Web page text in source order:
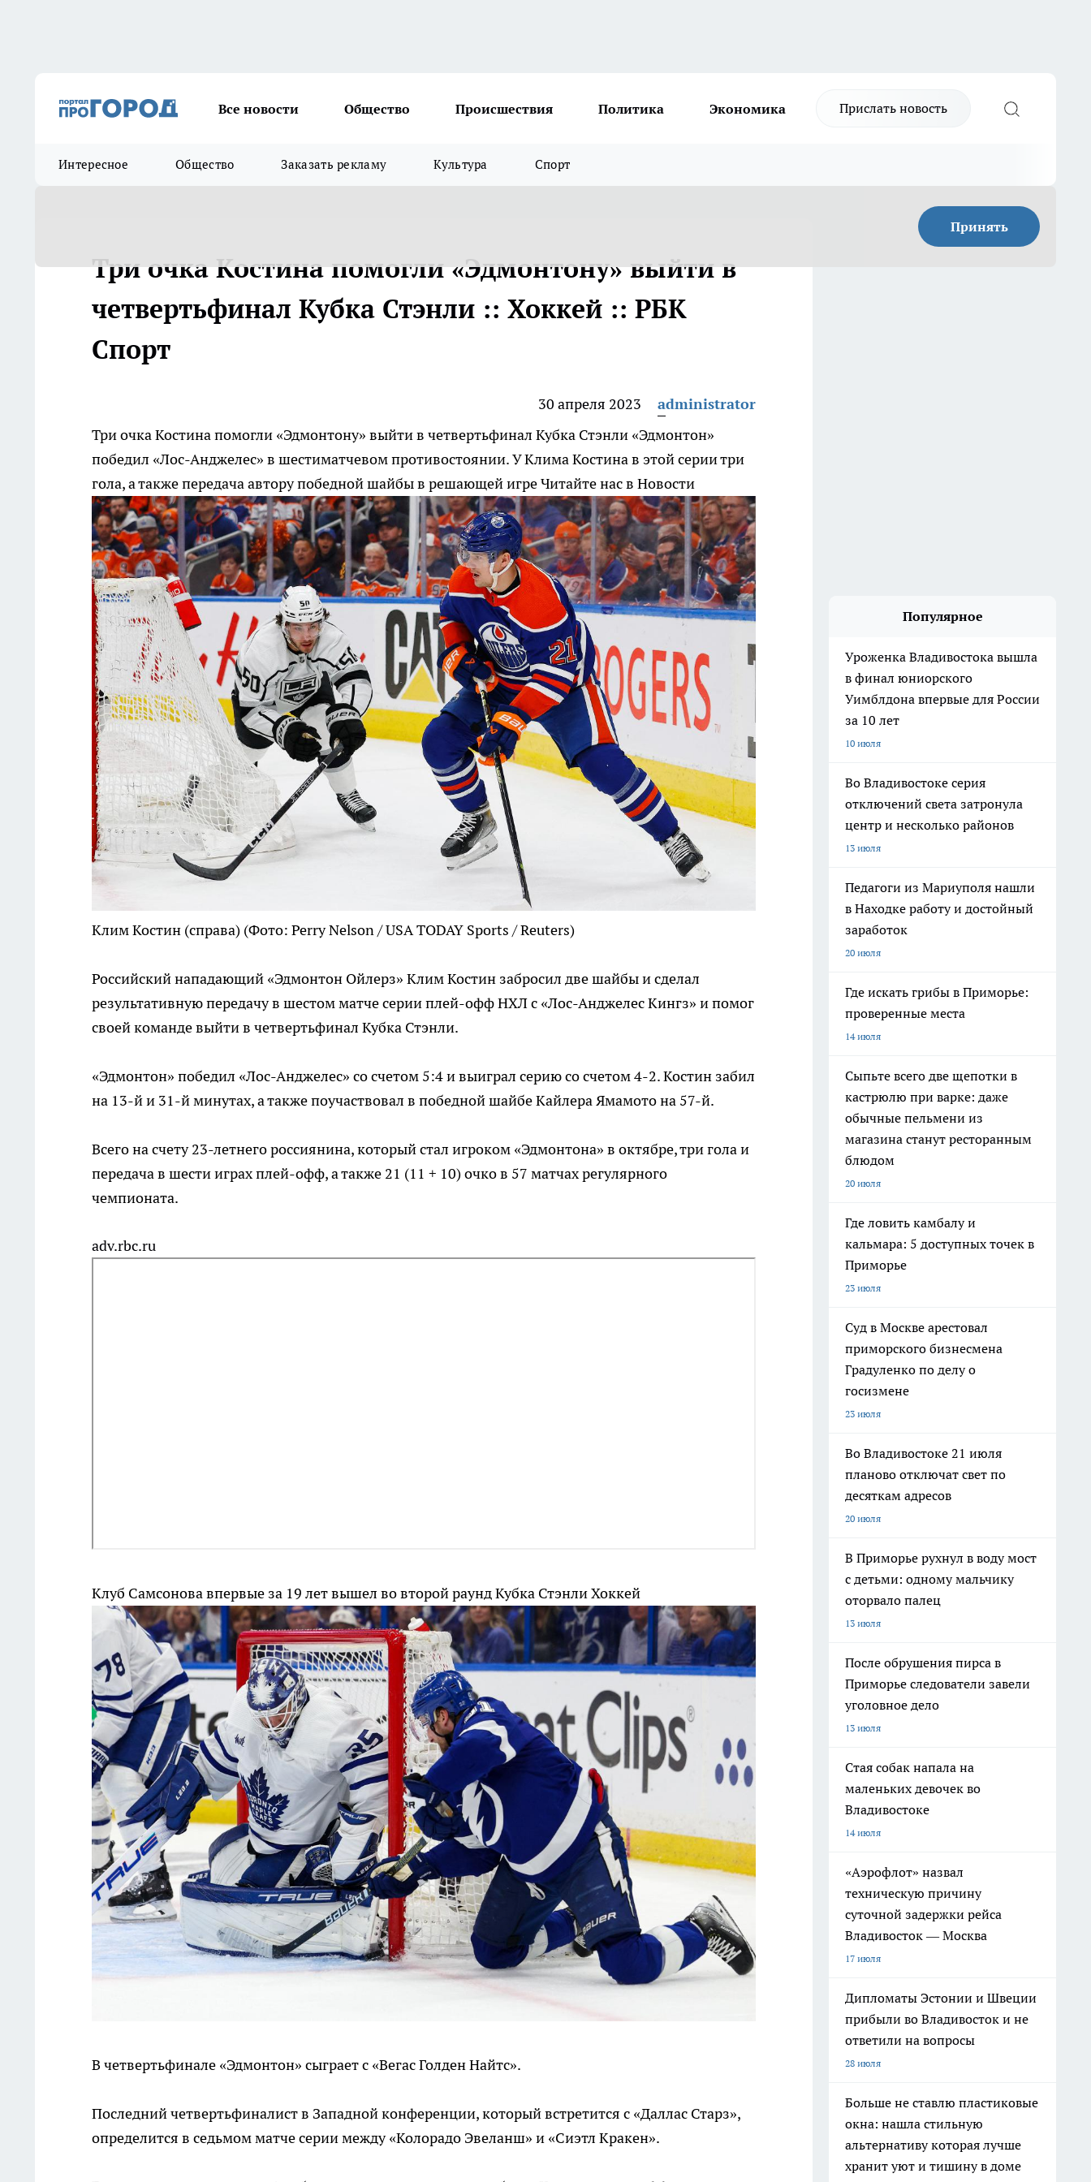
Все новости Общество Происшествия Политика Экономика Прислать новость
Интересное Общество Заказать рекламу Культура Спорт
Принять
Три очка Костина помогли «Эдмонтону» выйти в
четвертьфинал Кубка Стэнли :: Хоккей :: РБК
Спорт
30 апреля 2023
administrator
Три очка Костина помогли «Эдмонтону» выйти в четвертьфинал Кубка Стэнли «Эдмонтон»
победил «Лос-Анджелес» в шестиматчевом противостоянии. У Клима Костина в этой серии три
гола, а также передача автору победной шайбы в решающей игреЧитайте нас в Новости
Клим Костин (справа) (Фото: Perry Nelson / USA TODAY Sports / Reuters)
Российский нападающий «Эдмонтон Ойлерз» Клим Костин забросил две шайбы и сделал
результативную передачу в шестом матче серии плей-офф НХЛ с «Лос-Анджелес Кингз» и помог
своей команде выйти в четвертьфинал Кубка Стэнли.
«Эдмонтон» победил «Лос-Анджелес» со счетом 5:4 и выиграл серию со счетом 4-2. Костин забил
на 13-й и 31-й минутах, а также поучаствовал в победной шайбе Кайлера Ямамото на 57-й.
Всего на счету 23-летнего россиянина, который стал игроком «Эдмонтона» в октябре, три гола и
передача в шести играх плей-офф, а также 21 (11 + 10) очко в 57 матчах регулярного
чемпионата.
adv.rbc.ru
Клуб Самсонова впервые за 19 лет вышел во второй раунд Кубка СтэнлиХоккей
В четвертьфинале «Эдмонтон» сыграет с «Вегас Голден Найтс».
Последний четвертьфиналист в Западной конференции, который встретится с «Даллас Старз»,
определится в седьмом матче серии между «Колорадо Эвеланш» и «Сиэтл Кракен».
Популярное
Уроженка Владивостока вышла
в финал юниорского
Уимблдона впервые для России
за 10 лет
10 июля
Во Владивостоке серия
отключений света затронула
центр и несколько районов
13 июля
Педагоги из Мариуполя нашли
в Находке работу и достойный
заработок
20 июля
Где искать грибы в Приморье:
проверенные места
14 июля
Сыпьте всего две щепотки в
кастрюлю при варке: даже
обычные пельмени из
магазина станут ресторанным
блюдом
20 июля
Где ловить камбалу и
кальмара: 5 доступных точек в
Приморье
23 июля
Суд в Москве арестовал
приморского бизнесмена
Градуленко по делу о
госизмене
23 июля
Во Владивостоке 21 июля
планово отключат свет по
десяткам адресов
20 июля
В Приморье рухнул в воду мост
с детьми: одному мальчику
оторвало палец
13 июля
После обрушения пирса в
Приморье следователи завели
уголовное дело
13 июля
Стая собак напала на
маленьких девочек во
Владивостоке
14 июля
«Аэрофлот» назвал
техническую причину
суточной задержки рейса
Владивосток — Москва
17 июля
Дипломаты Эстонии и Швеции
прибыли во Владивосток и не
ответили на вопросы
28 июля
Больше не ставлю пластиковые
окна: нашла стильную
альтернативу которая лучше
хранит уют и тишину в доме